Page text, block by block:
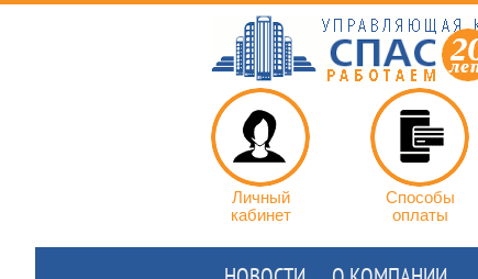
Личный
кабинет
Способы
оплаты